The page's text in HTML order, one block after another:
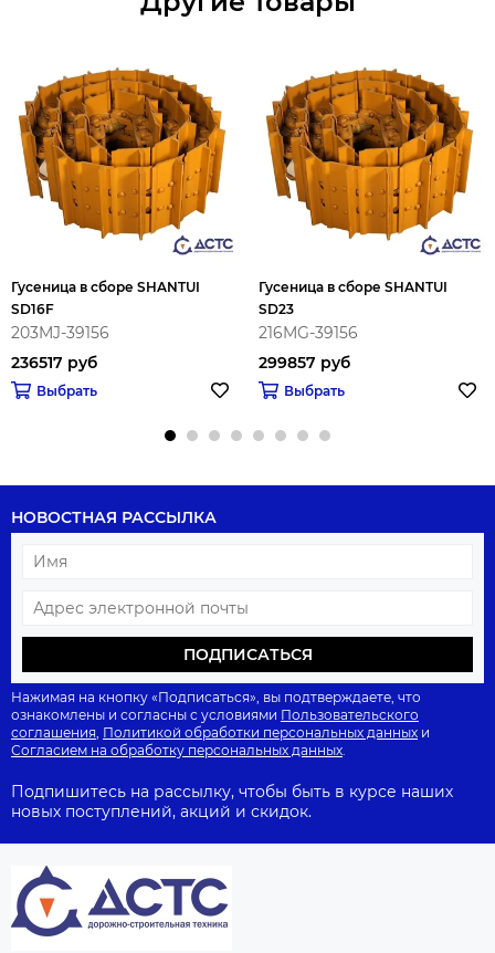
Гусеница в сборе SHANTUI
SD16F
203MJ-39156
236517 руб
Выбрать
Гусеница в сборе SHANTUI
SD23
216MG-39156
299857 руб
Выбрать
НОВОСТНАЯ РАССЫЛКА
ПОДПИСАТЬСЯ
Нажимая на кнопку «Подписаться», вы подтверждаете, что
ознакомлены и согласны с условиями Пользовательского
соглашения Политикой обработки персональных данных и
Согласием на обработку персональных данных
Подпишитесь на рассылку, чтобы быть в курсе наших
новых поступлений, акций и скидок.